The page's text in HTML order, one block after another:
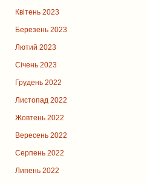
Квітень 2023
Березень 2023
Лютий 2023
Січень 2023
Грудень 2022
Листопад 2022
Жовтень 2022
Вересень 2022
Серпень 2022
Липень 2022